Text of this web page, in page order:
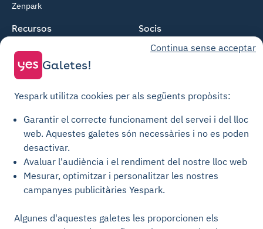
Zenpark
Socis
Propietari privat
Recursos
Centre d'ajuda
API per a desenvolupadors
Patrocini
Condicions generals de venda Aparcament
Condicions generals de venda Recàrrega
Política de privacitat
Política de cookies
Continua sense acceptar
Galetes!
Yespark utilitza cookies per als següents propòsits:
Garantir el correcte funcionament del servei i del lloc
web. Aquestes galetes són necessàries i no es poden
desactivar.
Avaluar l'audiència i el rendiment del nostre lloc web
Mesurar, optimitzar i personalitzar les nostres
campanyes publicitàries Yespark.
Algunes d'aquestes galetes les proporcionen els